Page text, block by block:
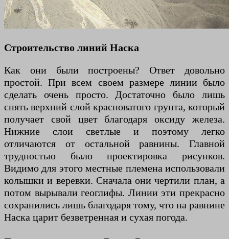
Строительство линий Наска
Как они были построены? Ответ довольно
простой. При всем своем размере линии было
сделать очень просто. Достаточно было лишь
снять верхний слой красноватого грунта, который
получает свой цвет благодаря оксиду железа.
Нижние слои светлые и поэтому легко
отличаются от остальной равнины. Главной
трудностью было проектировка рисунков.
Видимо для этого местные племена использовали
колышки и веревки. Сначала они чертили план, а
потом вырывали геоглифы. Линии эти прекрасно
сохранились лишь благодаря тому, что на равнине
Наска царит безветренная и сухая погода.